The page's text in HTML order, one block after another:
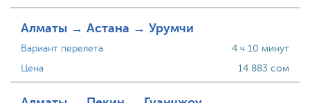
Алматы → Астана → Урумчи
Вариант перелета
Цена
4 ч 10 минут
14 883 сом